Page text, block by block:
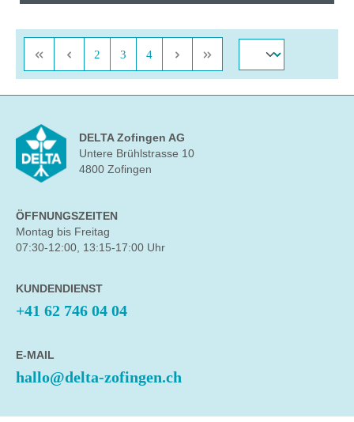
Seite
2 Seite
3 Seite
4
DELTA Zofingen AG
Untere Brühlstrasse 10
4800 Zofingen
ÖFFNUNGSZEITEN
Montag bis Freitag
07:30-12:00, 13:15-17:00 Uhr
KUNDENDIENST
+41 62 746 04 04
E-MAIL
hallo@delta-zofingen.ch